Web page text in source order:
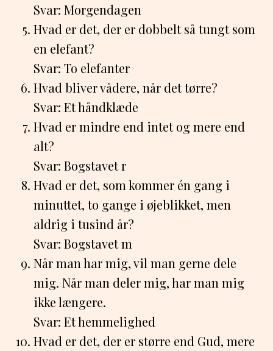
Svar: Morgendagen
Hvad er det, der er dobbelt så tungt som
en elefant?
Svar: To elefanter
Hvad bliver vådere, når det tørre?
Svar: Et håndklæde
Hvad er mindre end intet og mere end
alt?
Svar: Bogstavet r
Hvad er det, som kommer én gang i
minuttet, to gange i øjeblikket, men
aldrig i tusind år?
Svar: Bogstavet m
Når man har mig, vil man gerne dele
mig. Når man deler mig, har man mig
ikke længere.
Svar: Et hemmelighed
Hvad er det, der er større end Gud, mere